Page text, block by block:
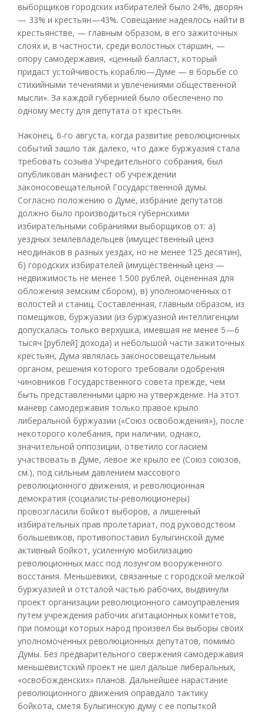
выборщиков городских избирателей было 24%, дворян
— 33% и крестьян—43%. Совещание надеялось найти в
крестьянстве, — главным образом, в его зажиточных
слоях и, в частности, среди волостных старшин, —
опору самодержавия, «ценный балласт, который
придаст устойчивость кораблю—Думе — в борьбе со
стихийными течениями и увлечениями общественной
мысли». За каждой губернией было обеспечено по
одному месту для депутата от крестьян.
Наконец, 6-го августа, когда развитие революционных
событий зашло так далеко, что даже буржуазия стала
требовать созыва Учредительного собрания, был
опубликован манифест об учреждении
законосовещательной Государственной думы.
Согласно положению о Думе, избрание депутатов
должно было производиться губернскими
избирательными собраниями выборщиков от: а)
уездных землевладельцев (имущественный ценз
неодинаков в разных уездах, но не менее 125 десятин),
б) городских избирателей (имущественный ценз —
недвижимость не менее 1.500 рублей, оцененная для
обложения земским сбором), в) уполномоченных от
волостей и станиц. Составленная, главным образом, из
помещиков, буржуазии (из буржуазной интеллигенции
допускалась только верхушка, имевшая не менее 5—6
тысяч [рублей] дохода) и небольшой части зажиточных
крестьян, Дума являлась законосовещательным
органом, решения которого требовали одобрения
чиновников Государственного совета прежде, чем
быть представленными царю на утверждение. На этот
маневр самодержавия только правое крыло
либеральной буржуазии («Союз освобождения»), после
некоторого колебания, при наличии, однако,
значительной оппозиции, ответило согласием
участвовать в Думе, левое же крыло ее (Союз союзов,
см.), под сильным давлением массового
революционного движения, и революционная
демократия (социалисты-революционеры)
провозгласили бойкот выборов, а лишенный
избирательных прав пролетариат, под руководством
большевиков, противопоставил Булыгинской думе
активный бойкот, усиленную мобилизацию
революционных масс под лозунгом вооруженного
восстания. Меньшевики, связанные с городской мелкой
буржуазией и отсталой частью рабочих, выдвинули
проект организации революционного самоуправления
путем учреждения рабочих агитационных комитетов,
при помощи которых народ произвел бы выборы своих
уполномоченных революционных депутатов, помимо
Думы. Без предварительного свержения самодержавия
меньшевистский проект не шел дальше либеральных,
«освобожденских» планов. Дальнейшее нарастание
революционного движения оправдало тактику
бойкота, сметя Булыгинскую думу с ее попыткой